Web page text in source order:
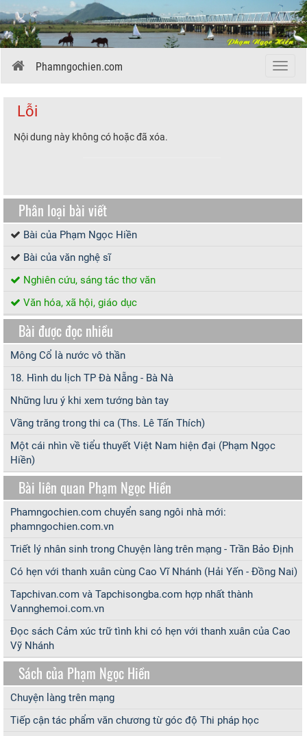
Menu
Phamngochien.com
Lỗi
Nội dung này không có hoặc đã xóa.
Phân loại bài viết
Bài của Phạm Ngọc Hiền
Bài của văn nghệ sĩ
Nghiên cứu, sáng tác thơ văn
Văn hóa, xã hội, giáo dục
Bài được đọc nhiều
Mông Cổ là nước vô thần
18. Hình du lịch TP Đà Nẵng - Bà Nà
Những lưu ý khi xem tướng bàn tay
Vầng trăng trong thi ca (Ths. Lê Tấn Thích)
Một cái nhìn về tiểu thuyết Việt Nam hiện đại (Phạm Ngọc
Hiền)
Bài liên quan Phạm Ngọc Hiền
Phamngochien.com chuyển sang ngôi nhà mới:
phamngochien.com.vn
Triết lý nhân sinh trong Chuyện làng trên mạng - Trần Bảo Định
Có hẹn với thanh xuân cùng Cao Vĩ Nhánh (Hải Yến - Đồng Nai)
Tapchivan.com và Tapchisongba.com hợp nhất thành
Vannghemoi.com.vn
Đọc sách Cảm xúc trữ tình khi có hẹn với thanh xuân của Cao
Vỹ Nhánh
Sách của Phạm Ngọc Hiền
Chuyện làng trên mạng
Tiếp cận tác phẩm văn chương từ góc độ Thi pháp học